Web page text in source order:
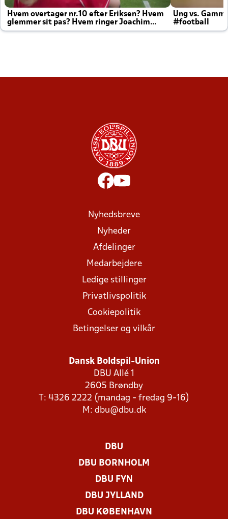
Hvem overtager nr.10 efter Eriksen? Hvem
glemmer sit pas? Hvem ringer Joachim
altid til efter kampe?
Ung vs.
#football
Nyhedsbreve
Nyheder
Afdelinger
Medarbejdere
Ledige stillinger
Privatlivspolitik
Cookiepolitik
Betingelser og vilkår
Dansk Boldspil-Union
DBU Allé 1
2605 Brøndby
T: 4326 2222 (mandag - fredag 9-16)
M: dbu@dbu.dk
DBU
DBU BORNHOLM
DBU FYN
DBU JYLLAND
DBU KØBENHAVN